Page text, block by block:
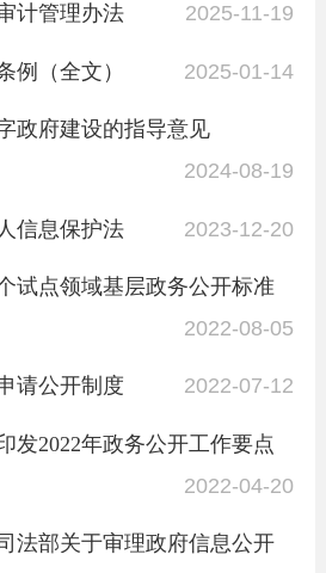
计管理办法 2025-11-19
例（全文） 2025-01-14
政府建设的指导意见
2024-08-19
信息保护法 2023-12-20
试点领域基层政务公开标准
2022-08-05
请公开制度 2022-07-12
发2022年政务公开工作要点
2022-04-20
法部关于审理政府信息公开